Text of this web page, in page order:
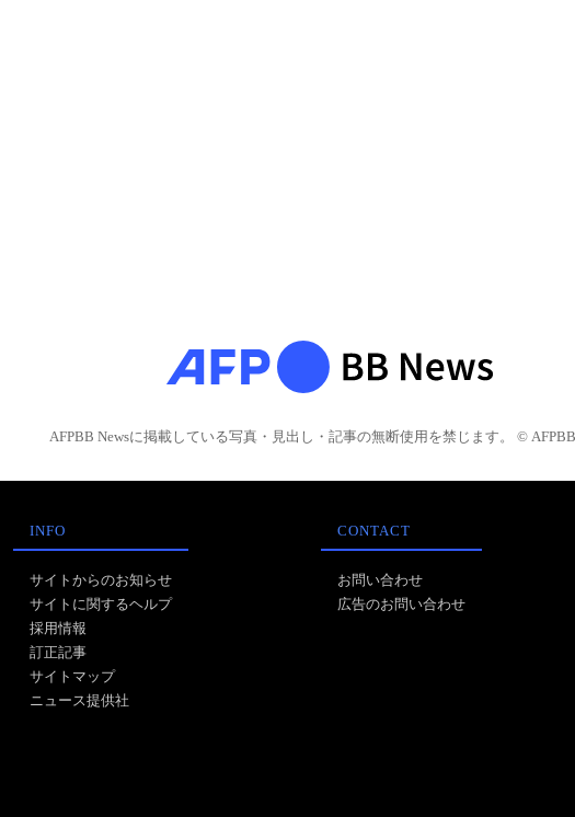
AFPBB Newsに掲載している写真・見出し・記事の無断使用を禁じます。 © AFPBB
INFO
サイトからのお知らせ
サイトに関するヘルプ
採用情報
訂正記事
サイトマップ
ニュース提供社
CONTACT
お問い合わせ
広告のお問い合わせ